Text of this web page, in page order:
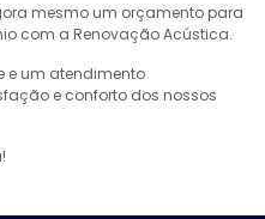
mesmo um orçamento para
com a Renovação Acústica.
e um atendimento
e conforto dos nossos